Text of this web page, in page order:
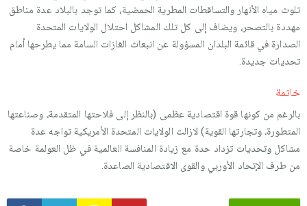
تلوث مياه الأنهار والتساقطات المطرية الحمضية، كما توجد بالبلاد عدة مناطق
مهددة بالتصحر، ويضاف إلى كل تلك المشاكل احتلال الولايات المتحدة
الصدارة في قائمة البلدان المسؤولة عن انبعاث الغازات السامة مما يطرحها أمام
تحديات جديدة.
خاتمة
بالرغم من كونها قوة اقتصادية عظمى (بالنظر إلى فلاحتها المتقدمة، وصناعتها
المتطورة، وتجارتها القوية) لازالت الولايات المتحدة الأمريكية تواجه عدة
مشاكل وتحديات تزداد حدة مع زيادة المنافسة العالمية في ظل العولمة خاصة
من طرف الإتحاد الأوربي والقوى الاقتصادية الصاعدة.